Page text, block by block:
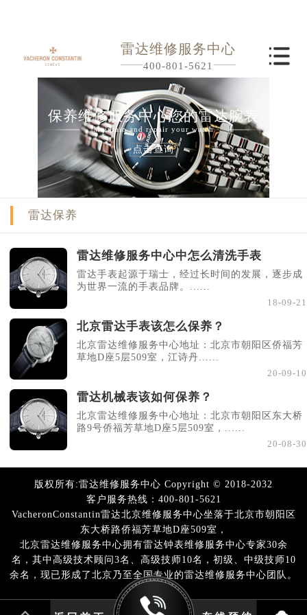
雷达维修服务中心
400-801-5621
保养维修服务中心您的雷达腕表
Maintain and repair your watch
点击查询
雷达保养
雷达维修服务中心中怎么清洗手表
雷达手表起源于瑞士，经过长时间的发展，逐步成
为世界一流的手表品牌。......
18-09-21
北京雷达手表该怎么保养？
北京雷达维修服务中心地址：北京市朝阳区侨福芳
草地D座5层509室，江诗丹......
20-09-10
雷达机械表该如何保养？
北京雷达维修服务中心地址：北京市朝阳区东大桥
路9号侨福芳草地D座5层509室，......
20-08-30
版权所有:雷达维修服务中心 Copyright © 2018-2032
客户服务热线：400-801-5621
VacheronConstantin雷达北京维修服务中心坐落于北京市朝阳区
东大桥路侨福芳草地D座509室，
北京雷达维修服务中心拥有雷达钟表维修服务中心专家30余
名，其中高级技术顾问3名、高级技师10名，初级、中级技师10
余名，现已形成了北京乃至全国专业的雷达维修服务中心团队。